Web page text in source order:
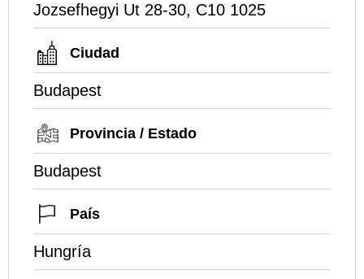
Jozsefhegyi Ut 28-30, C10 1025
Ciudad
Budapest
Provincia / Estado
Budapest
País
Hungría